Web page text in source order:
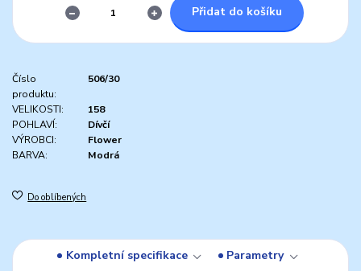
Přidat do košíku
Číslo
produktu:
506/30
VELIKOSTI:
158
POHLAVÍ:
Dívčí
VÝROBCI:
Flower
BARVA:
Modrá
Do oblíbených
Kompletní specifikace
Parametry